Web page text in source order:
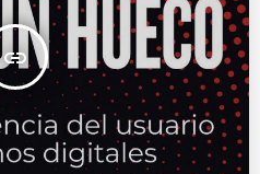
insert_link